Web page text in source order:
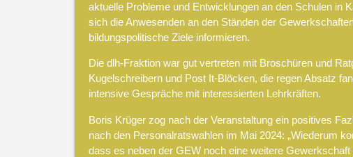
aktuelle Probleme und Entwicklungen an den Schulen in
sich die Anwesenden an den Ständen der
bildungspolitische Ziele informieren.
Die dlh-Fraktion war gut vertreten mit Broschüren und
Kugelschreibern und Post It-Blöcken, die regen Absatz
intensive Gespräche mit interessierten Lehrkräften.
Boris Krüger zog nach der Veranstaltung ein positives
nach den Personalratswahlen im Mai 2024: „Wiederum
dass es neben der GEW noch eine weitere Gewerkschaft